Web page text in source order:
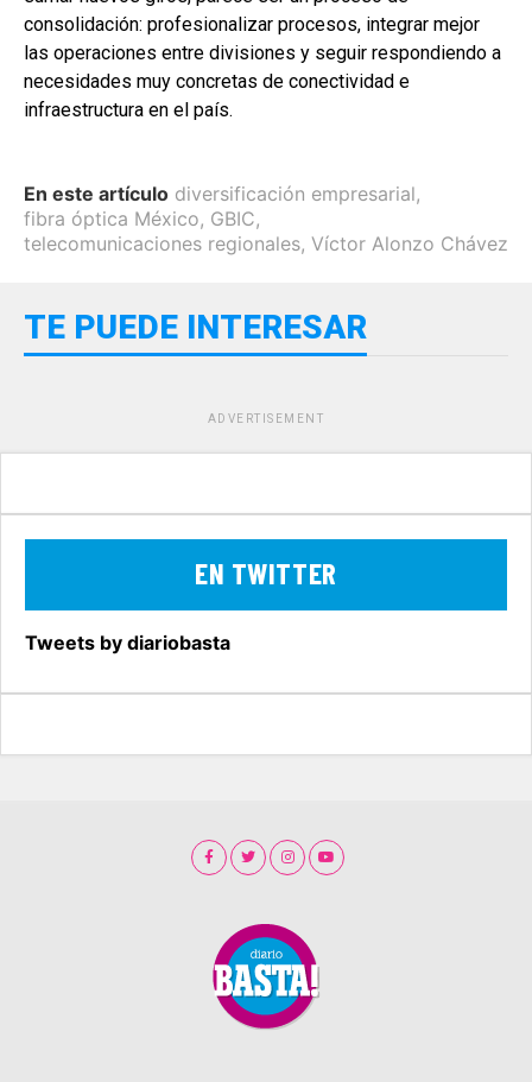
consolidación: profesionalizar procesos, integrar mejor
las operaciones entre divisiones y seguir respondiendo a
necesidades muy concretas de conectividad e
infraestructura en el país.
En este artículo diversificación empresarial,
fibra óptica México, GBIC,
telecomunicaciones regionales, Víctor Alonzo Chávez
TE PUEDE INTERESAR
ADVERTISEMENT
EN TWITTER
Tweets by diariobasta